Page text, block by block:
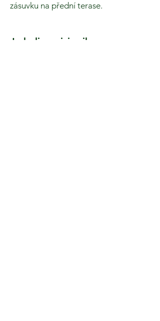
zásuvku na přední terase.
Je k dispozici gril